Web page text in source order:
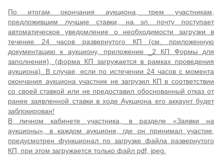
По итогам окончания аукциона, трем участникам,
предложившим лучшие ставки, на эл. почту поступает
автоматическое уведомление о необходимости загрузки в
течение 24 часов развернутого КП (см. приложенную
документацию к аукциону, приложение _2 КП Формы для
заполнения), (форма КП загружается в рамках проведения
аукциона). В случае, если по истечении 24 часов с момента
окончания аукциона участник не загрузил КП в соответствии
со своей ставкой или не предоставил обоснованный отказ от
ранее заявленной ставки в ходе Аукциона его аккаунт будет
заблокирован!
В личном кабинете участника, в разделе «Заявки на
аукционы», в каждом аукционе, где он принимал участие,
предусмотрен функционал по загрузке файла развернутого
КП, при этом загружается только файл pdf, jpeg.